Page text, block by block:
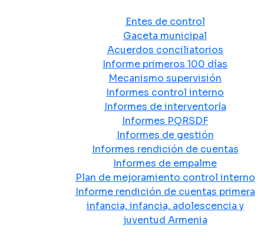
Entes de control
Gaceta municipal
Acuerdos conciliatorios
Informe primeros 100 días
Mecanismo supervisión
Informes control interno
Informes de interventoría
Informes PQRSDF
Informes de gestión
Informes rendición de cuentas
Informes de empalme
Plan de mejoramiento control interno
Informe rendición de cuentas primera
infancia, infancia, adolescencia y
juventud Armenia